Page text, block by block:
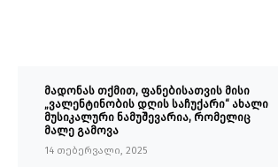
მადონას თქმით, ფანებისათვის მისი
„ვალენტინობის დღის საჩუქარი“ ახალი
მუსიკალური ნამუშევარია, რომელიც
მალე გამოვა
14 თებერვალი, 2025